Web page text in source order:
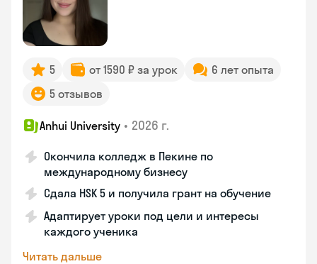
5 от 1590 ₽ за урок
6 лет опыта
5 отзывов
Anhui University • 2026 г.
Окончила колледж в Пекине по
международному бизнесу
Сдала HSK 5 и получила грант на обучение
Адаптирует уроки под цели и интересы
каждого ученика
Читать дальше